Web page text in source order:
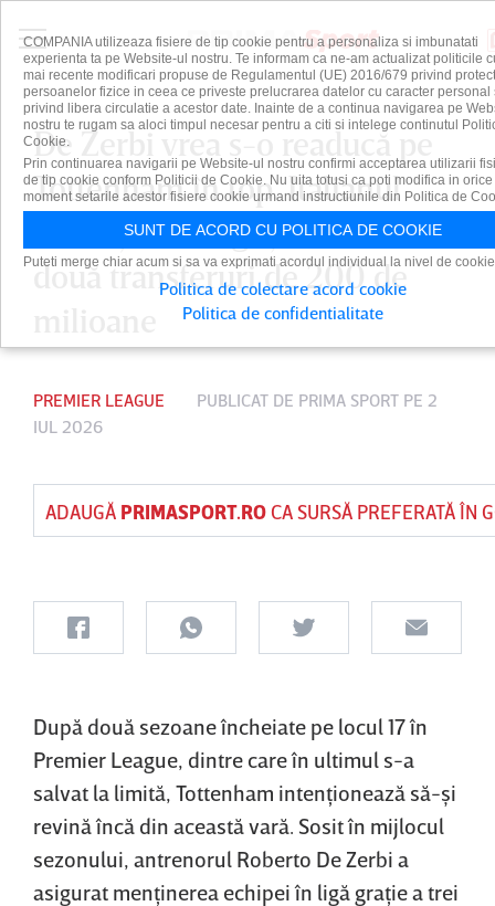
De Zerbi vrea s-o readucă pe
Tottenham în top. Italianul
renunţă la Drăguşin, dar face
două transferuri de 200 de
PREMIER LEAGUE PUBLICAT DE PRIMA SPORT PE 2
IUL 2026
ADAUGĂ PRIMASPORT.ROCA SURSĂ PREFERATĂ ÎN
După două sezoane încheiate pe locul 17 în
Premier League, dintre care în ultimul s-a
salvat la limită, Tottenham intenţionează să-şi
revină încă din această vară. Sosit în mijlocul
sezonului, antrenorul Roberto De Zerbi a
asigurat menţinerea echipei în ligă graţie a trei
COMPANIA utilizeaza fisiere de tip cookie pentru a personaliza si imbunatati
experienta ta pe Website-ul nostru. Te informam ca ne-am actualizat politicile
mai recente modificari propuse de Regulamentul (UE) 2016/679 privind
persoanelor fizice in ceea ce priveste prelucrarea datelor cu caracter personal
privind libera circulatie a acestor date. Inainte de a continua navigarea pe
nostru te rugam sa aloci timpul necesar pentru a citi si intelege continutul
Cookie.
Prin continuarea navigarii pe Website-ul nostru confirmi acceptarea utilizarii
de tip cookie conform Politicii de Cookie. Nu uita totusi ca poti modifica in orice
moment setarile acestor fisiere cookie urmand instructiunile din Politica de
SUNT DE ACORD CU POLITICA DE COOKIE
Puteti merge chiar acum si sa va exprimati acordul individual la nivel de
Politica de colectare acord cookie
Politica de confidentialitate